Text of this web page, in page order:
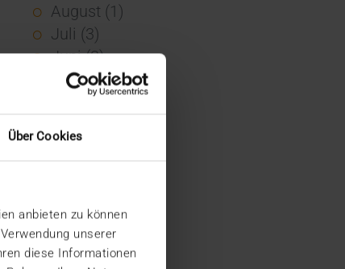
Über Cookies
anbieten zu können
unserer
diese Informationen
August (1)
Juli (3)
Juni (3)
Mai (7)
April (4)
Februar (3)
Dezember (5)
November (6)